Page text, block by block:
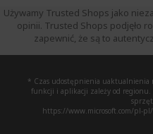
Używamy Trusted Shops jako
opinii. Trusted Shops podjęło
zapewnić, że są to
* Czas udostępnienia uaktualnienia
funkcji i aplikacji zależy od
https://www.microsoft.com/pl-